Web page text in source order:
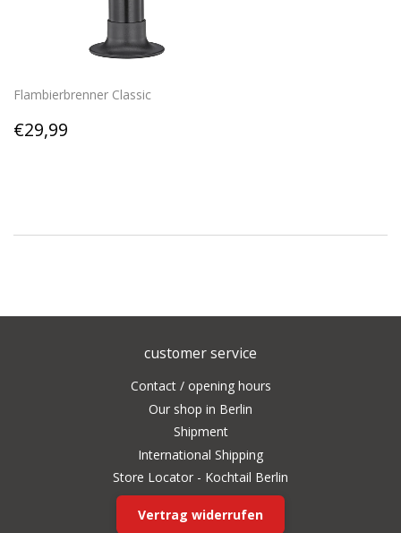
Flambierbrenner Classic
Regular
price
€29,99
customer service
Contact / opening hours
Our shop in Berlin
Shipment
International Shipping
Store Locator - Kochtail Berlin
Vertrag widerrufen